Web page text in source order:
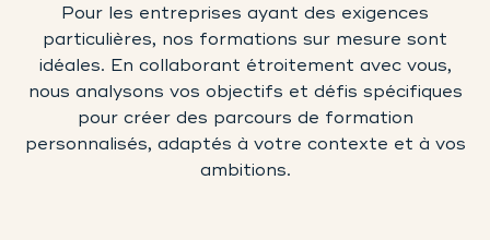
Pour les entreprises ayant des exigences
particulières, nos formations sur mesure sont
idéales. En collaborant étroitement avec vous,
nous analysons vos objectifs et défis spécifiques
pour créer des parcours de formation
personnalisés, adaptés à votre contexte et à vos
ambitions.